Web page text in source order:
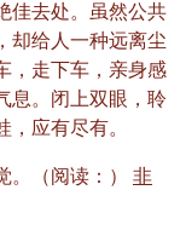
佳去处。虽然公共
却给人一种远离尘
走下车，亲身感
息。闭上双眼，聆
应有尽有。
。（阅读：） 非